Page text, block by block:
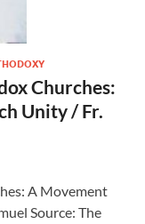
Churches:
Unity / Fr.
A Movement
Source: The